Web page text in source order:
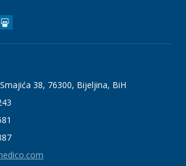
38, 76300, Bijeljina, BiH